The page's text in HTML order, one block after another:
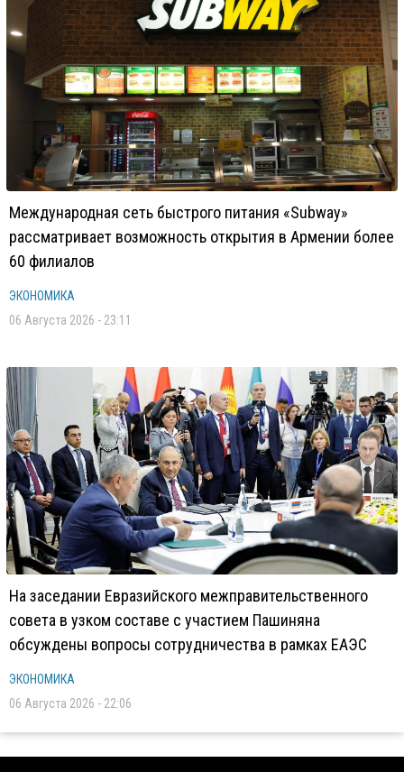
Международная сеть быстрого питания «Subway»
рассматривает возможность открытия в Армении более
60 филиалов
ЭКОНОМИКА
06 Августа 2026 - 23:11
На заседании Евразийского межправительственного
совета в узком составе с участием Пашиняна
обсуждены вопросы сотрудничества в рамках ЕАЭС
ЭКОНОМИКА
06 Августа 2026 - 22:06